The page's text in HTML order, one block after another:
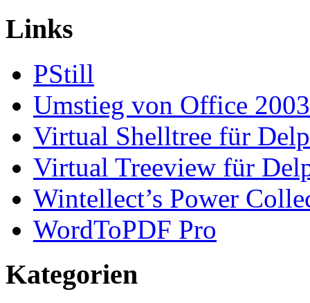
Links
PStill
Umstieg von Office
Virtual Shelltree für
Virtual Treeview für
Wintellect’s Power
WordToPDF Pro
Kategorien